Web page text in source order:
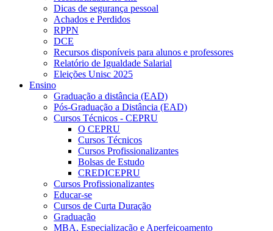
Dicas de segurança pessoal
Achados e Perdidos
RPPN
DCE
Recursos disponíveis para alunos e professores
Relatório de Igualdade Salarial
Eleições Unisc 2025
Ensino
Graduação a distância (EAD)
Pós-Graduação a Distância (EAD)
Cursos Técnicos - CEPRU
O CEPRU
Cursos Técnicos
Cursos Profissionalizantes
Bolsas de Estudo
CREDICEPRU
Cursos Profissionalizantes
Educar-se
Cursos de Curta Duração
Graduação
MBA, Especialização e Aperfeiçoamento